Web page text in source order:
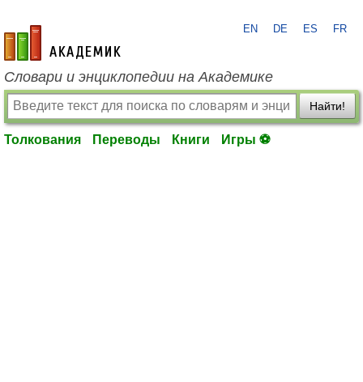
academic.ru
EN DE ES FR
Словари и энциклопедии на Академике
Найти!
Толкования Переводы Книги Игры ⚽